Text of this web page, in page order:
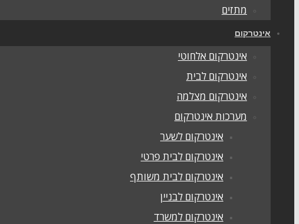
מתזים
אינטרקום
אינטרקום אלחוטי
אינטרקום לבית
אינטרקום מצלמה
מערכות אינטרקום
אינטרקום לשער
אינטרקום לבית פרטי
אינטרקום לבית משותף
אינטרקום לבניין
אינטרקום למשרד